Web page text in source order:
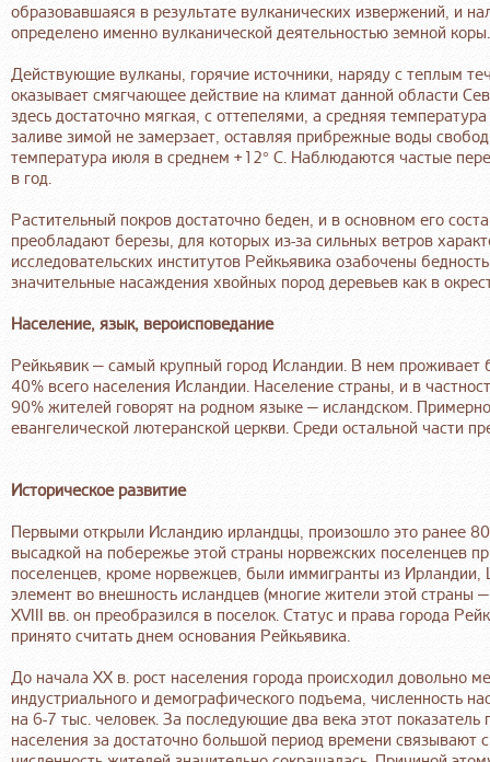
образовавшаяся в результате вулканических извержений, и
определено именно вулканической деятельностью земной коры.
Действующие вулканы, горячие источники, наряду с теплым
оказывает смягчающее действие на климат данной области
здесь достаточно мягкая, с оттепелями, а средняя
заливе зимой не замерзает, оставляя прибрежные воды
температура июля в среднем +12° С. Наблюдаются частые
в год.
Растительный покров достаточно беден, и в основном его
преобладают березы, для которых из-за сильных ветров
исследовательских институтов Рейкьявика озабочены
значительные насаждения хвойных пород деревьев как в
Население, язык, вероисповедание
Рейкьявик — самый крупный город Исландии. В нем проживает
40% всего населения Исландии. Население страны, и в
90% жителей говорят на родном языке — исландском.
евангелической лютеранской церкви. Среди остальной части
Историческое развитие
Первыми открыли Исландию ирландцы, произошло это ранее
высадкой на побережье этой страны норвежских поселенцев
поселенцев, кроме норвежцев, были иммигранты из Ирландии,
элемент во внешность исландцев (многие жители этой страны
XVIII вв. он преобразился в поселок. Статус и права города
принято считать днем основания Рейкьявика.
До начала XX в. рост населения города происходил довольно
индустриального и демографического подъема, численность
на 6-7 тыс. человек. За последующие два века этот
населения за достаточно большой период времени связывают